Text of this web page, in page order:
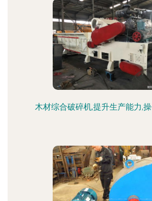
木材综合破碎机,提升生产能力,